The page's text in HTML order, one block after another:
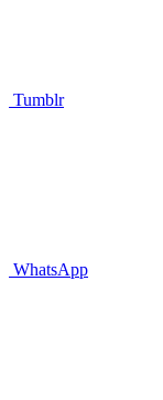
Tumblr
WhatsApp